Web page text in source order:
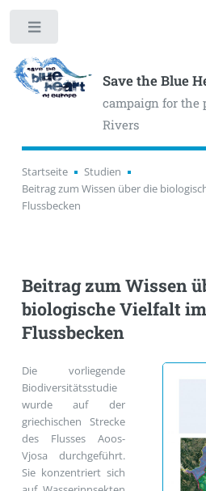
Save the Blue
campaign for the
Rivers
Startseite
Studien
Beitrag zum Wissen über die
Flussbecken
Beitrag zum Wissen
biologische Vielfalt
Flussbecken
Die vorliegende
Biodiversitätsstudie
wurde auf der
griechischen Strecke
des Flusses Aoos-
Vjosa durchgeführt.
Sie konzentriert sich